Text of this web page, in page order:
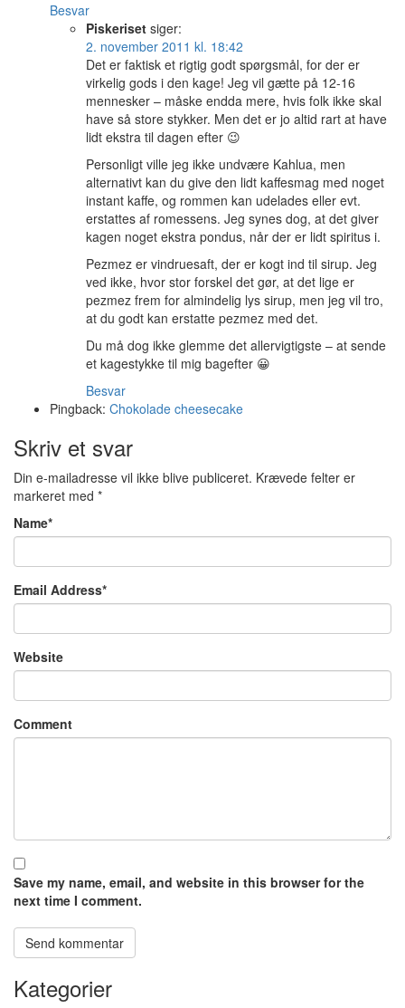
Besvar
Piskeriset siger:
2. november 2011 kl. 18:42
Det er faktisk et rigtig godt spørgsmål, for der er
virkelig gods i den kage! Jeg vil gætte på 12-16
mennesker – måske endda mere, hvis folk ikke skal
have så store stykker. Men det er jo altid rart at have
lidt ekstra til dagen efter 😉
Personligt ville jeg ikke undvære Kahlua, men
alternativt kan du give den lidt kaffesmag med noget
instant kaffe, og rommen kan udelades eller evt.
erstattes af romessens. Jeg synes dog, at det giver
kagen noget ekstra pondus, når der er lidt spiritus i.
Pezmez er vindruesaft, der er kogt ind til sirup. Jeg
ved ikke, hvor stor forskel det gør, at det lige er
pezmez frem for almindelig lys sirup, men jeg vil tro,
at du godt kan erstatte pezmez med det.
Du må dog ikke glemme det allervigtigste – at sende
et kagestykke til mig bagefter 😀
Besvar
Pingback: Chokolade cheesecake
Skriv et svar
Din e-mailadresse vil ikke blive publiceret. Krævede felter er
markeret med *
Name*
Email Address*
Website
Comment
Save my name, email, and website in this browser for the
next time I comment.
Kategorier